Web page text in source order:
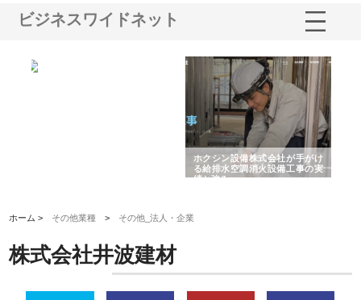
ビジネスワイドネット
ホクシン設備株式会社が手がけ
る給排水空調消火設備工事の実
績と強み
ホーム > その他業種 > その他_法人・企業
株式会社井波建材